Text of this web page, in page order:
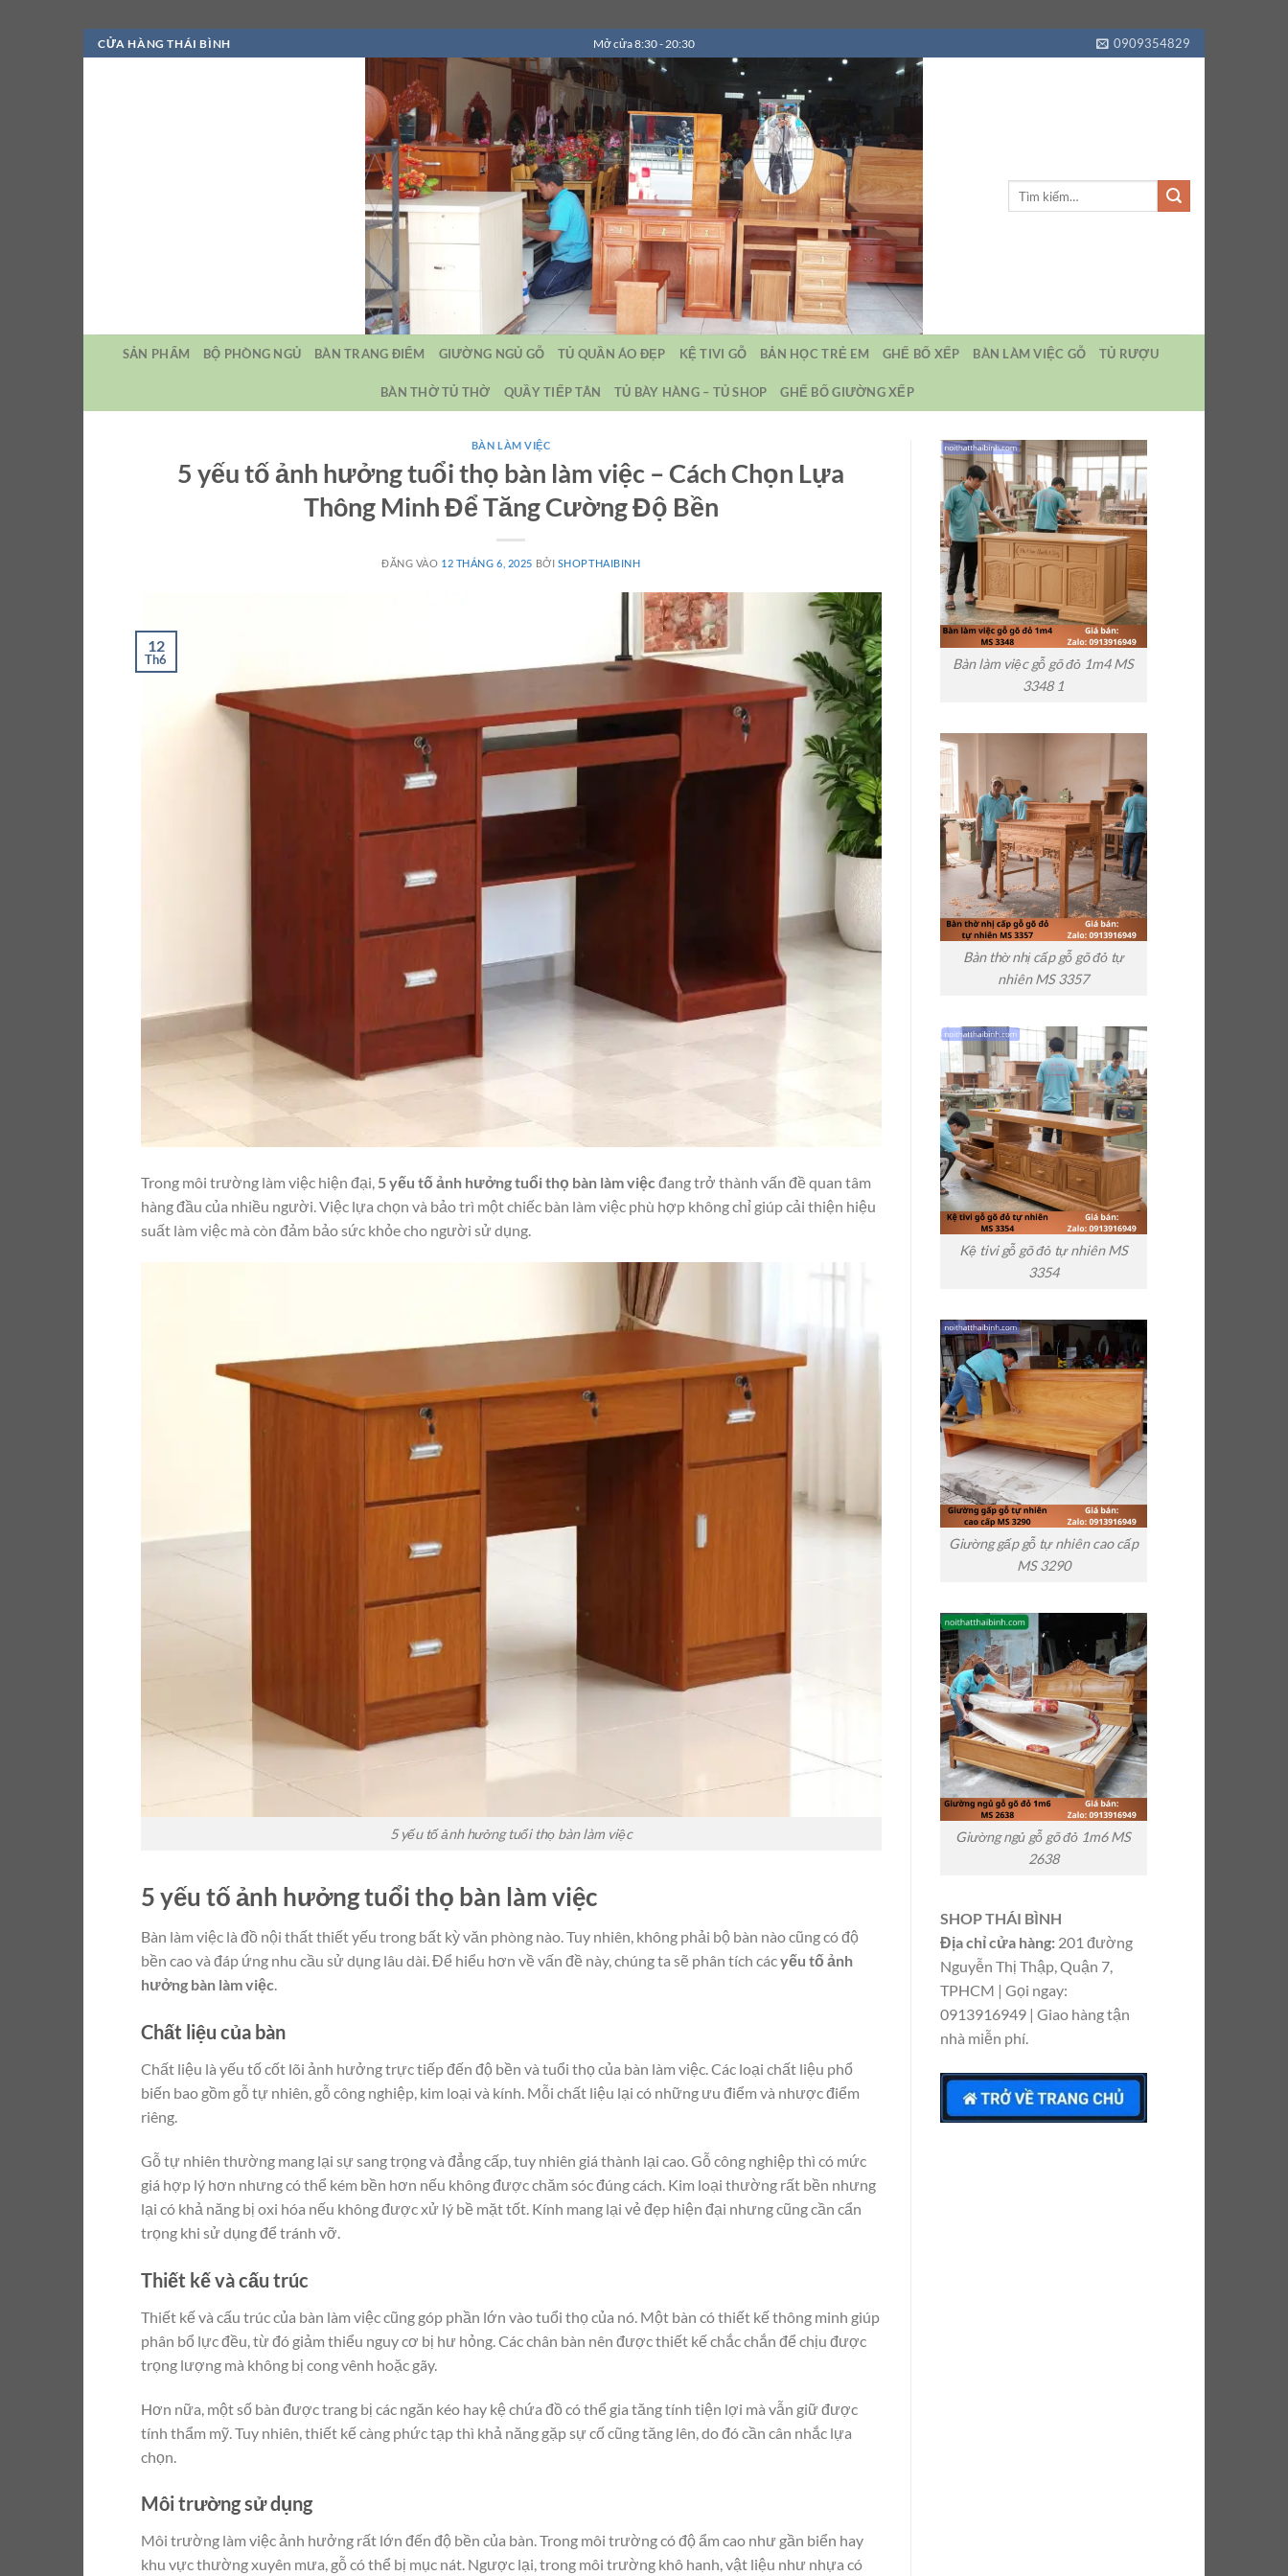
Bỏ
qua
CỬA HÀNG THÁI BÌNH Mở cửa 8:30 - 20:30 0909354829
SẢN PHẨM BỘ PHÒNG NGỦ BÀN TRANG ĐIỂM GIƯỜNG NGỦ GỖ TỦ QUẦN ÁO ĐẸP KỆ TIVI GỖ BẢN HỌC TRẺ EM GHẾ BỐ XẾP BÀN LÀM VIỆC GỖ TỦ RƯỢU
BÀN THỜ TỦ THỜ QUẦY TIẾP TÂN TỦ BÀY HÀNG – TỦ SHOP GHẾ BỐ GIƯỜNG XẾP
BÀN LÀM VIỆC
5 yếu tố ảnh hưởng tuổi thọ bàn làm việc – Cách Chọn Lựa
Thông Minh Để Tăng Cường Độ Bền
ĐĂNG VÀO 12 THÁNG 6, 2025 BỞI SHOPTHAIBINH
12
Th6
Trong môi trường làm việc hiện đại, 5 yếu tố ảnh hưởng tuổi thọ bàn làm việcđang trở thành vấn đề quan tâm
hàng đầu của nhiều người. Việc lựa chọn và bảo trì một chiếc bàn làm việc phù hợp không chỉ giúp cải thiện hiệu
suất làm việc mà còn đảm bảo sức khỏe cho người sử dụng.
5 yếu tố ảnh hưởng tuổi thọ bàn làm việc
5 yếu tố ảnh hưởng tuổi thọ bàn làm việc
Bàn làm việc là đồ nội thất thiết yếu trong bất kỳ văn phòng nào. Tuy nhiên, không phải bộ bàn nào cũng có độ
bền cao và đáp ứng nhu cầu sử dụng lâu dài. Để hiểu hơn về vấn đề này, chúng ta sẽ phân tích cácyếu tố ảnh
hưởng bàn làm việc.
Chất liệu của bàn
Chất liệu là yếu tố cốt lõi ảnh hưởng trực tiếp đến độ bền và tuổi thọ của bàn làm việc. Các loại chất liệu phổ
biến bao gồm gỗ tự nhiên, gỗ công nghiệp, kim loại và kính. Mỗi chất liệu lại có những ưu điểm và nhược điểm
riêng.
Gỗ tự nhiên thường mang lại sự sang trọng và đẳng cấp, tuy nhiên giá thành lại cao. Gỗ công nghiệp thì có mức
giá hợp lý hơn nhưng có thể kém bền hơn nếu không được chăm sóc đúng cách. Kim loại thường rất bền nhưng
lại có khả năng bị oxi hóa nếu không được xử lý bề mặt tốt. Kính mang lại vẻ đẹp hiện đại nhưng cũng cần cẩn
trọng khi sử dụng để tránh vỡ.
Thiết kế và cấu trúc
Thiết kế và cấu trúc của bàn làm việc cũng góp phần lớn vào tuổi thọ của nó. Một bàn có thiết kế thông minh giúp
phân bổ lực đều, từ đó giảm thiểu nguy cơ bị hư hỏng. Các chân bàn nên được thiết kế chắc chắn để chịu được
trọng lượng mà không bị cong vênh hoặc gãy.
Hơn nữa, một số bàn được trang bị các ngăn kéo hay kệ chứa đồ có thể gia tăng tính tiện lợi mà vẫn giữ được
tính thẩm mỹ. Tuy nhiên, thiết kế càng phức tạp thì khả năng gặp sự cố cũng tăng lên, do đó cần cân nhắc lựa
chọn.
Môi trường sử dụng
Môi trường làm việc ảnh hưởng rất lớn đến độ bền của bàn. Trong môi trường có độ ẩm cao như gần biển hay
khu vực thường xuyên mưa, gỗ có thể bị mục nát. Ngược lại, trong môi trường khô hanh, vật liệu như nhựa có
Bàn làm việc gỗ gõ đỏ 1m4 MS
3348 1
Bàn thờ nhị cấp gỗ gõ đỏ tự
nhiên MS 3357
Kệ tivi gỗ gõ đỏ tự nhiên MS
3354
Giường gấp gỗ tự nhiên cao cấp
MS 3290
Giường ngủ gỗ gõ đỏ 1m6 MS
2638
SHOP THÁI BÌNH
Địa chỉ cửa hàng:201 đường
Nguyễn Thị Thập, Quận 7,
TPHCM | Gọi ngay:
0913916949 | Giao hàng tận
nhà miễn phí.